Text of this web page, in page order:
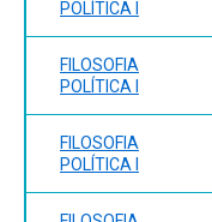
POLÍTICA I
FILOSOFIA
POLÍTICA I
FILOSOFIA
POLÍTICA I